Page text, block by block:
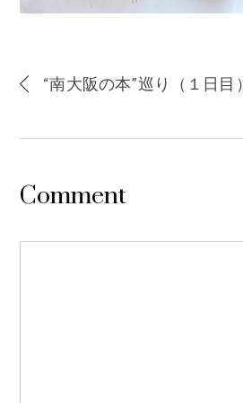
“南大阪の本”巡り（１日目）
Comment